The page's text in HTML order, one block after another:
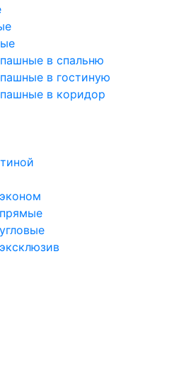
в спальню
в гостиную
в коридор